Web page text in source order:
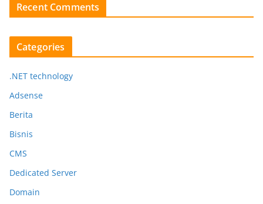
Recent Comments
Categories
.NET technology
Adsense
Berita
Bisnis
CMS
Dedicated Server
Domain